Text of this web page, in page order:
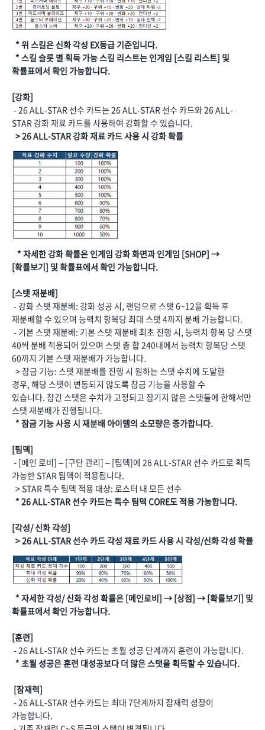
* 위 스킬은 신화 각성 EX등급 기준입니다.
* 스킬 슬롯 별 획득 가능 스킬 리스트는 인게임 [스킬 리스트] 및
확률표에서 확인 가능합니다.
[강화]
- 26 ALL-STAR 선수 카드는 26 ALL-STAR 선수 카드와 26 ALL-
STAR 강화 재료 카드를 사용하여 강화할 수 있습니다.
> 26 ALL-STAR 강화 재료 카드 사용 시 강화 확률
* 자세한 강화 확률은 인게임 강화 화면과 인게임 [SHOP] →
[확률보기] 및 확률표에서 확인 가능합니다.
[스탯 재분배]
- 강화 스탯 재분배: 강화 성공 시, 랜덤으로 스탯 6~12을 획득 후
재분배할 수 있으며 능력치 항목당 최대 스탯 4까지 분배 가능합니다.
- 기본 스탯 재분배: 기본 스탯 재분배 최초 진행 시, 능력치 항목 당 스탯
40씩 분배 적용되어 있으며 스탯 총 합 240내에서 능력치 항목당 스탯
60까지 기본 스탯 재분배가 가능합니다.
> 잠금 기능: 스탯 재분배를 진행 시 원하는 스탯 수치에 도달한
경우, 해당 스탯이 변동되지 않도록 잠금 기능을 사용할 수
있습니다. 잠긴 스탯은 수치가 고정되고 잠기지 않은 스탯들에 한해서만
스탯 재분배가 진행됩니다.
* 잠금 기능 사용 시 재분배 아이템의 소모량은 증가합니다.
[팀덱]
- [메인 로비] – [구단 관리] – [팀덱]에 26 ALL-STAR 선수 카드로 획득
가능한 STAR 팀덱이 적용됩니다.
> STAR 특수 팀덱 적용 대상: 로스터 내 모든 선수
* 26 ALL-STAR 선수 카드는 특수 팀덱 CORE도 적용 가능합니다.
[각성/ 신화 각성]
> 26 ALL-STAR 선수 카드 각성 재료 카드 사용 시 각성/신화 각성 확률
* 자세한 각성/ 신화 각성 확률은 [메인로비] → [상점] → [확률보기] 및
확률표에서 확인 가능합니다.
[훈련]
- 26 ALL-STAR 선수 카드는 초월 성공 단계까지 훈련이 가능합니다.
* 초월 성공은 훈련 대성공보다 더 많은 스탯을 획득할 수 있습니다.
[잠재력]
- 26 ALL-STAR 선수 카드는 최대 7단계까지 잠재력 성장이
가능합니다.